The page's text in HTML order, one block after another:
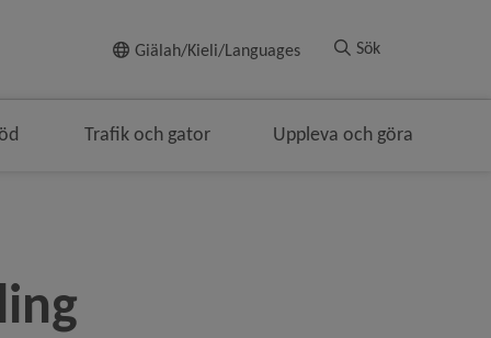
Giälah/Kieli/Languages Sök
Trafik och gator Uppleva och göra